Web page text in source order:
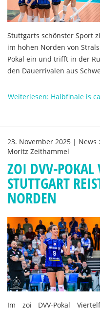
Stuttgarts schönster Sport
im hohen Norden von
Pokal ein und trifft in der
den Dauerrivalen aus
Weiterlesen: Halbfinale is
23. November 2025 | News
Moritz Zeithammel
ZOI DVV-POKAL
STUTTGART
NORDEN
Im zoi DVV-Pokal